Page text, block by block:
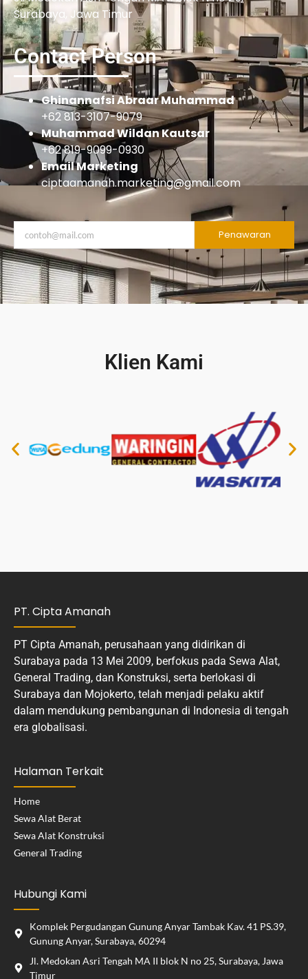
Surabaya, Jawa Timur
Contact Person
Ghinannafsi Abraar Muhammad
+62 813-3107-9079
Muhammad Wildan Kautsar
+62 819-9099-0930
Email Marketing
ciptaamanah.marketing@gmail.com
Penawaran
Klien Kami
PT. Cipta Amanah
PT Cipta Amanah, perusahaan yang didirikan di
Surabaya pada 13 Mei 2009, berfokus pada Sewa Alat,
General Trading, dan Konstruksi, serta berlokasi di
Surabaya dan Mojokerto, telah menjadi pelaku aktif
dalam mendukung pembangunan di Indonesia di tengah
era globalisasi.
Halaman Terkait
Home
Sewa Alat Berat
Sewa Alat Konstruksi
General Trading
Hubungi Kami
Komplek Pergudangan Gunung Anyar Tambak Kav. 41 PS.39,
Gunung Anyar, Surabaya, 60294
Jl. Medokan Asri Tengah MA II blok N no 25, Surabaya, Jawa
Timur